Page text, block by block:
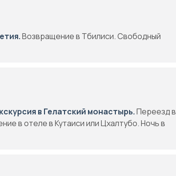
Возвращение в Тбилиси. Свободный
в Гелатский монастырь.Переезд в
в отеле в Кутаиси или Цхалтубо. Ночь в